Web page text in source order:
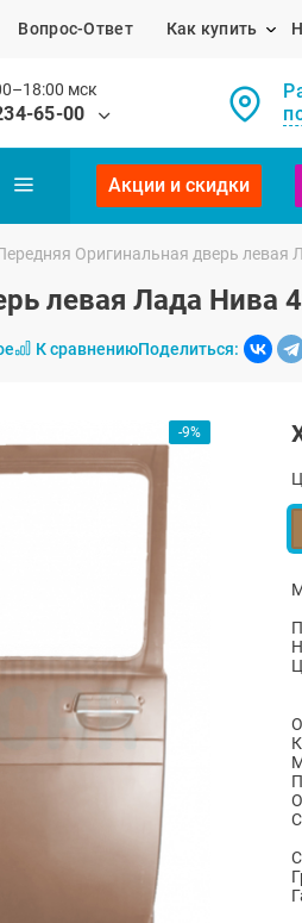
Вопрос-Ответ Как купить
мск
65-00
Акции и скидки
Оригинальная дверь левая
левая Лада Нива
К сравнениюПоделиться:
-9%